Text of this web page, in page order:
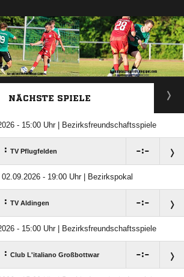
ANZEIGE
NÄCHSTE SPIELE
- 15:00 Uhr | Bezirksfreundschaftsspiele
: TV Pflugfelden :
- 19:00 Uhr | Bezirkspokal
: TV Aldingen :
- 15:00 Uhr | Bezirksfreundschaftsspiele
: Club L'italiano Großbottwar :